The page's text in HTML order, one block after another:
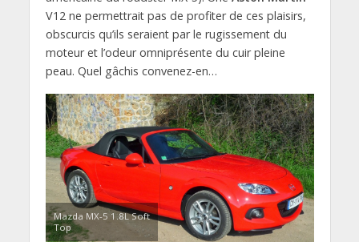
V12 ne permettrait pas de profiter de ces plaisirs,
obscurcis qu’ils seraient par le rugissement du
moteur et l’odeur omniprésente du cuir pleine
peau. Quel gâchis convenez-en…
Mazda MX-5 1.8L Soft
Top